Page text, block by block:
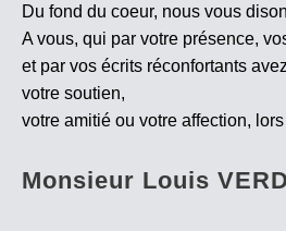
Du fond du coeur, nous vous
A vous, qui par votre présence,
et par vos écrits réconfortants
votre soutien,
votre amitié ou votre affection,
Monsieur Louis